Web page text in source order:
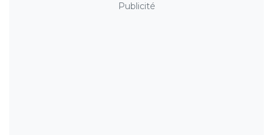
Publicité